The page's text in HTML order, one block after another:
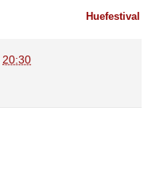
Huefestival
20:30